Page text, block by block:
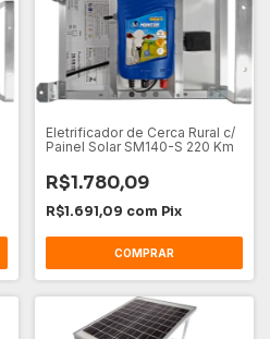
Eletrificador de Cerca Rural c/
Painel Solar SM140-S 220 Km
R$1.780,09
R$1.691,09 com Pix